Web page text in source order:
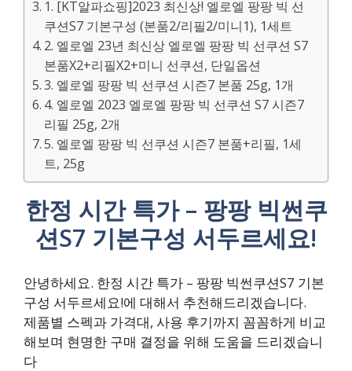
1. [KT알파쇼핑]2023 최신상! 엘로엘 팡팡 빅 선
쿠션S7 기본구성 (본품2/리필2/미니1), 1세트
2. 엘로엘 23년 최신상 엘로엘 팡팡 빅 선쿠션 S7
본품X2+리필X2+미니 선쿠션, 단일옵션
3. 엘로엘 팡팡 빅 선쿠션 시즌7 본품 25g, 1개
4. 엘로엘 2023 엘로엘 팡팡 빅 선쿠션 S7 시즌7
리필 25g, 2개
5. 엘로엘 팡팡 빅 선쿠션 시즌7 본품+리필, 1세
트, 25g
한정 시간 특가 – 팡팡 빅썬쿠
션S7 기본구성 서두르세요!
안녕하세요. 한정 시간 특가 – 팡팡 빅썬쿠션S7 기본
구성 서두르세요!에 대해서 추천해드리겠습니다.
제품별 스펙과 가격대, 사용 후기까지 꼼꼼하게 비교
해보며 현명한 구매 결정을 위해 도움을 드리겠습니
다